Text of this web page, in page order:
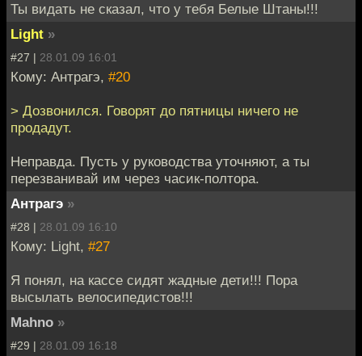
Ты видать не сказал, что у тебя Белые Штаны!!!
Light »
#27 | 28.01.09 16:01
Кому: Антрагэ, #20
> Дозвонился. Говорят до пятницы ничего не
продадут.
Неправда. Пусть у руководства уточняют, а ты
перезванивай им через часик-полтора.
Антрагэ »
#28 | 28.01.09 16:10
Кому: Light, #27
Я понял, на кассе сидят жадные дети!!! Пора
высылать велосипедистов!!!
Mahno »
#29 | 28.01.09 16:18